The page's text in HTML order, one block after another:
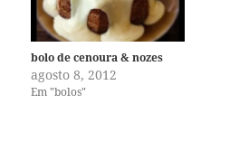
bolo de cenoura & nozes
agosto 8, 2012
Em "bolos"